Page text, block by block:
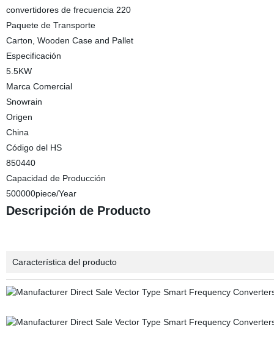
convertidores de frecuencia 220
Paquete de Transporte
Carton, Wooden Case and Pallet
Especificación
5.5KW
Marca Comercial
Snowrain
Origen
China
Código del HS
850440
Capacidad de Producción
500000piece/Year
Descripción de Producto
Característica del producto